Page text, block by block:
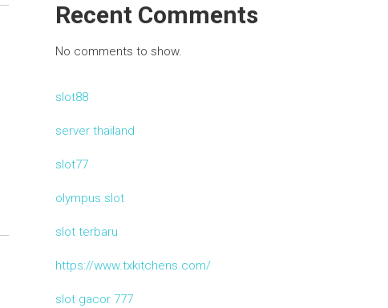
Recent Comments
No comments to show.
slot88
server thailand
slot77
olympus slot
slot terbaru
https://www.txkitchens.com/
slot gacor 777